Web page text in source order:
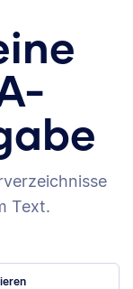
Text.